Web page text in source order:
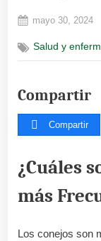
Posted
mayo 30, 2024
Salud y
Compartir
Compartir
¿Cuáles
más
Los conejos son